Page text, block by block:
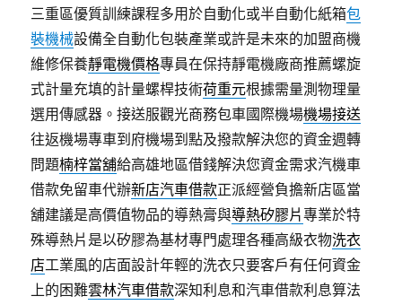
三重區優質訓練課程多用於自動化或半自動化紙箱包
裝機械設備全自動化包裝產業或許是未來的加盟商機
維修保養靜電機價格專員在保持靜電機廠商推薦螺旋
式計量充填的計量螺桿技術荷重元根據需量測物理量
選用傳感器。接送服觀光商務包車國際機場機場接送
往返機場專車到府機場到點及撥款解決您的資金週轉
問題楠梓當舖給高雄地區借錢解決您資金需求汽機車
借款免留車代辦新店汽車借款正派經營負擔新店區當
舖建議是高價值物品的導熱膏與導熱矽膠片專業於特
殊導熱片是以矽膠為基材專門處理各種高級衣物洗衣
店工業風的店面設計年輕的洗衣只要客戶有任何資金
上的困難雲林汽車借款深知利息和汽車借款利息算法